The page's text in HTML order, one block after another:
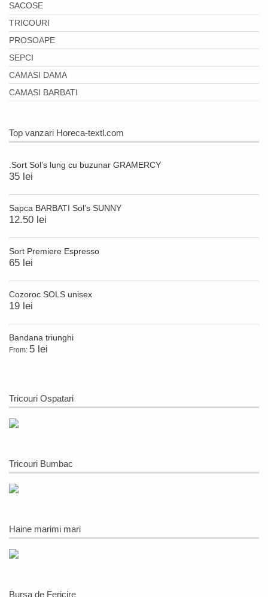
SACOSE
TRICOURI
PROSOAPE
SEPCI
CAMASI DAMA
CAMASI BARBATI
Top vanzari Horeca-textl.com
.Sort Sol’s lung cu buzunar GRAMERCY
35 lei
Sapca BARBATI Sol’s SUNNY
12.50 lei
Sort Premiere Espresso
65 lei
Cozoroc SOLS unisex
19 lei
Bandana triunghi
From: 5 lei
Tricouri Ospatari
Tricouri Bumbac
Haine marimi mari
Bursa de Fericire